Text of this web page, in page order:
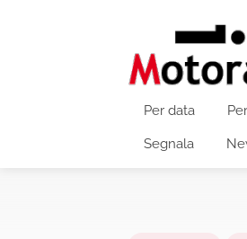
Per data
Segnala